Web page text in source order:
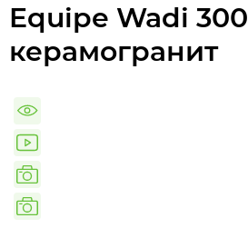
Equipe Wadi
керамогранит